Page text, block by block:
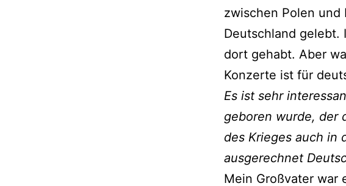
zwischen Polen und
Deutschland
dort gehabt. Aber
Konzerte ist für
Es ist sehr
geboren wurde, der
des Krieges auch in
ausgerechnet
Mein Großvater war